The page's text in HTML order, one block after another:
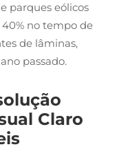
parques eólicos
no tempo de
de lâminas,
passado.
Claro